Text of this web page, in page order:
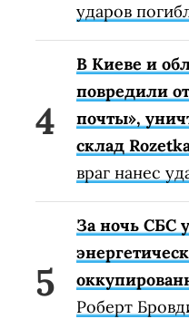
ударов
В Киеве и
повредили
почты»,
склад
враг нанес
За ночь СБС
Роберт